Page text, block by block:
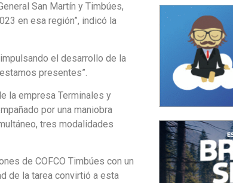
San Martín y Timbúes,
en esa región”, indicó la
el desarrollo de la
presentes”.
la empresa Terminales y
por una maniobra
tres modalidades
de COFCO Timbúes con un
de la tarea convirtió a esta